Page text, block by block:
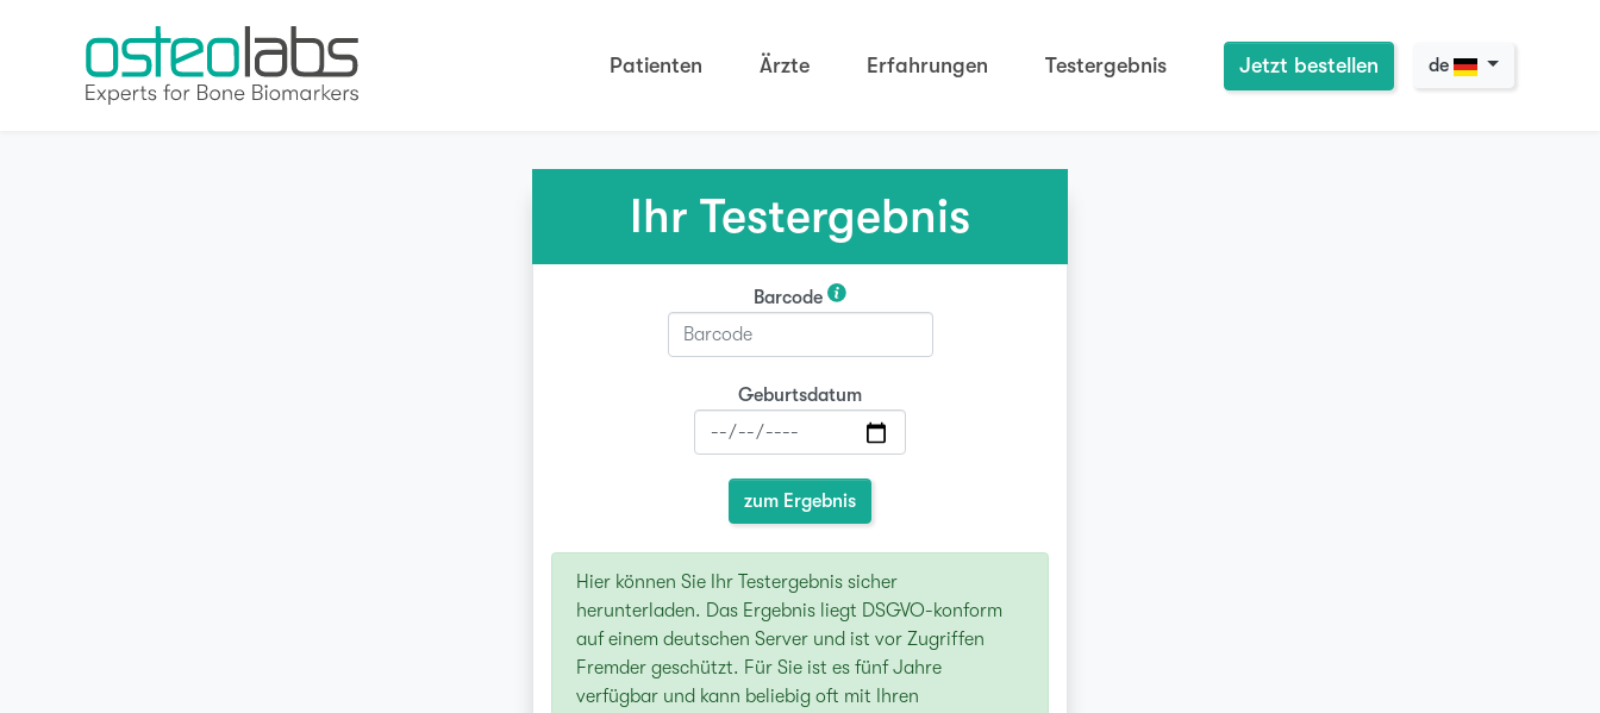
Patienten Ärzte Erfahrungen Testergebnis Jetzt bestellen de
Ihr Testergebnis
Barcode
Geburtsdatum
zum Ergebnis
Hier können Sie Ihr Testergebnis sicher
herunterladen. Das Ergebnis liegt DSGVO-konform
auf einem deutschen Server und ist vor Zugriffen
Fremder geschützt. Für Sie ist es fünf Jahre
verfügbar und kann beliebig oft mit Ihren